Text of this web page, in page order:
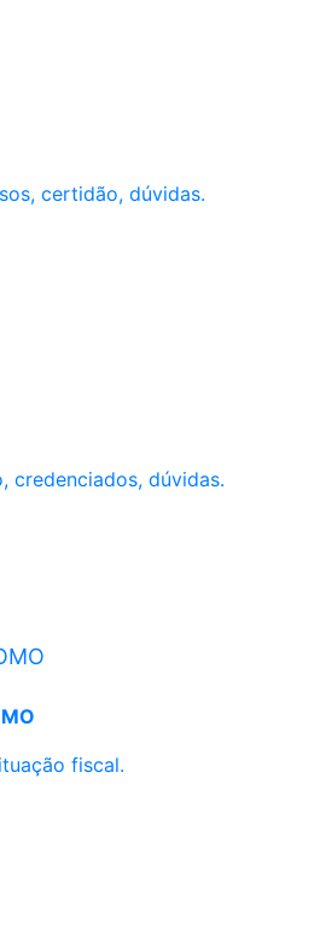
certidão, dúvidas.
credenciados, dúvidas.
fiscal.